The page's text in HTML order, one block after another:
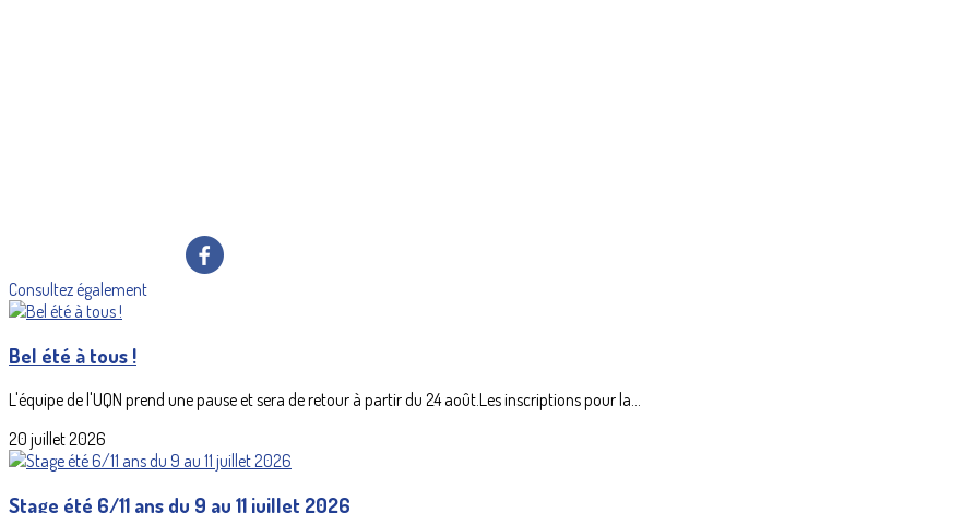
Consultez également
Bel été à tous !
L'équipe de l'UQN prend une pause et sera de retour à partir du 24 août.Les inscriptions pour la...
20 juillet 2026
Stage été 6/11 ans du 9 au 11 juillet 2026